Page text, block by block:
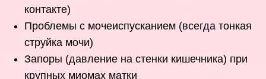
контакте)
Проблемы с мочеиспусканием (всегда тонкая
струйка мочи)
Запоры (давление на стенки кишечника) при
крупных миомах матки